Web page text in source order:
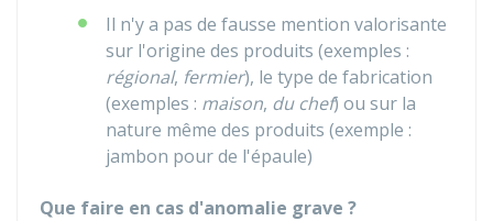
Il n'y a pas de fausse mention valorisante
sur l'origine des produits (exemples :
régional, fermier), le type de fabrication
(exemples : maison, du chef) ou sur la
nature même des produits (exemple :
jambon pour de l'épaule)
Que faire en cas d'anomalie grave ?